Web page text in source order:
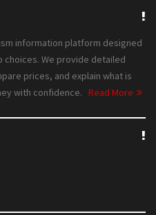
information platform designed
We provide detailed
prices, and explain what is
with confidence. Read More